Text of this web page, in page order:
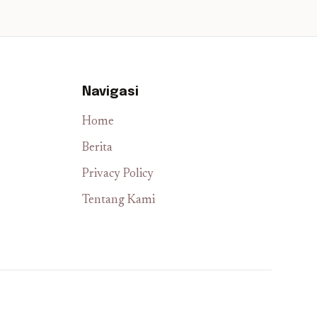
Navigasi
Home
Berita
Privacy Policy
Tentang Kami